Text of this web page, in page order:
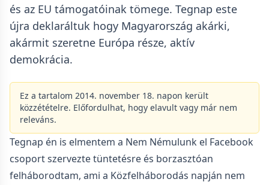
és az EU támogatóinak tömege. Tegnap este
újra deklaráltuk hogy Magyarország akárki,
akármit szeretne Európa része, aktív
demokrácia.
Ez a tartalom 2014. november 18. napon került
közzétételre. Előfordulhat, hogy elavult vagy már nem
releváns.
Tegnap én is elmentem a Nem Némulunk el Facebook
csoport szervezte tüntetésre és borzasztóan
felháborodtam, ami a Közfelháborodás napján nem